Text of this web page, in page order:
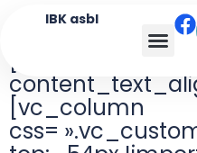
IBK asbl
[vc_row
[vc_column
css=